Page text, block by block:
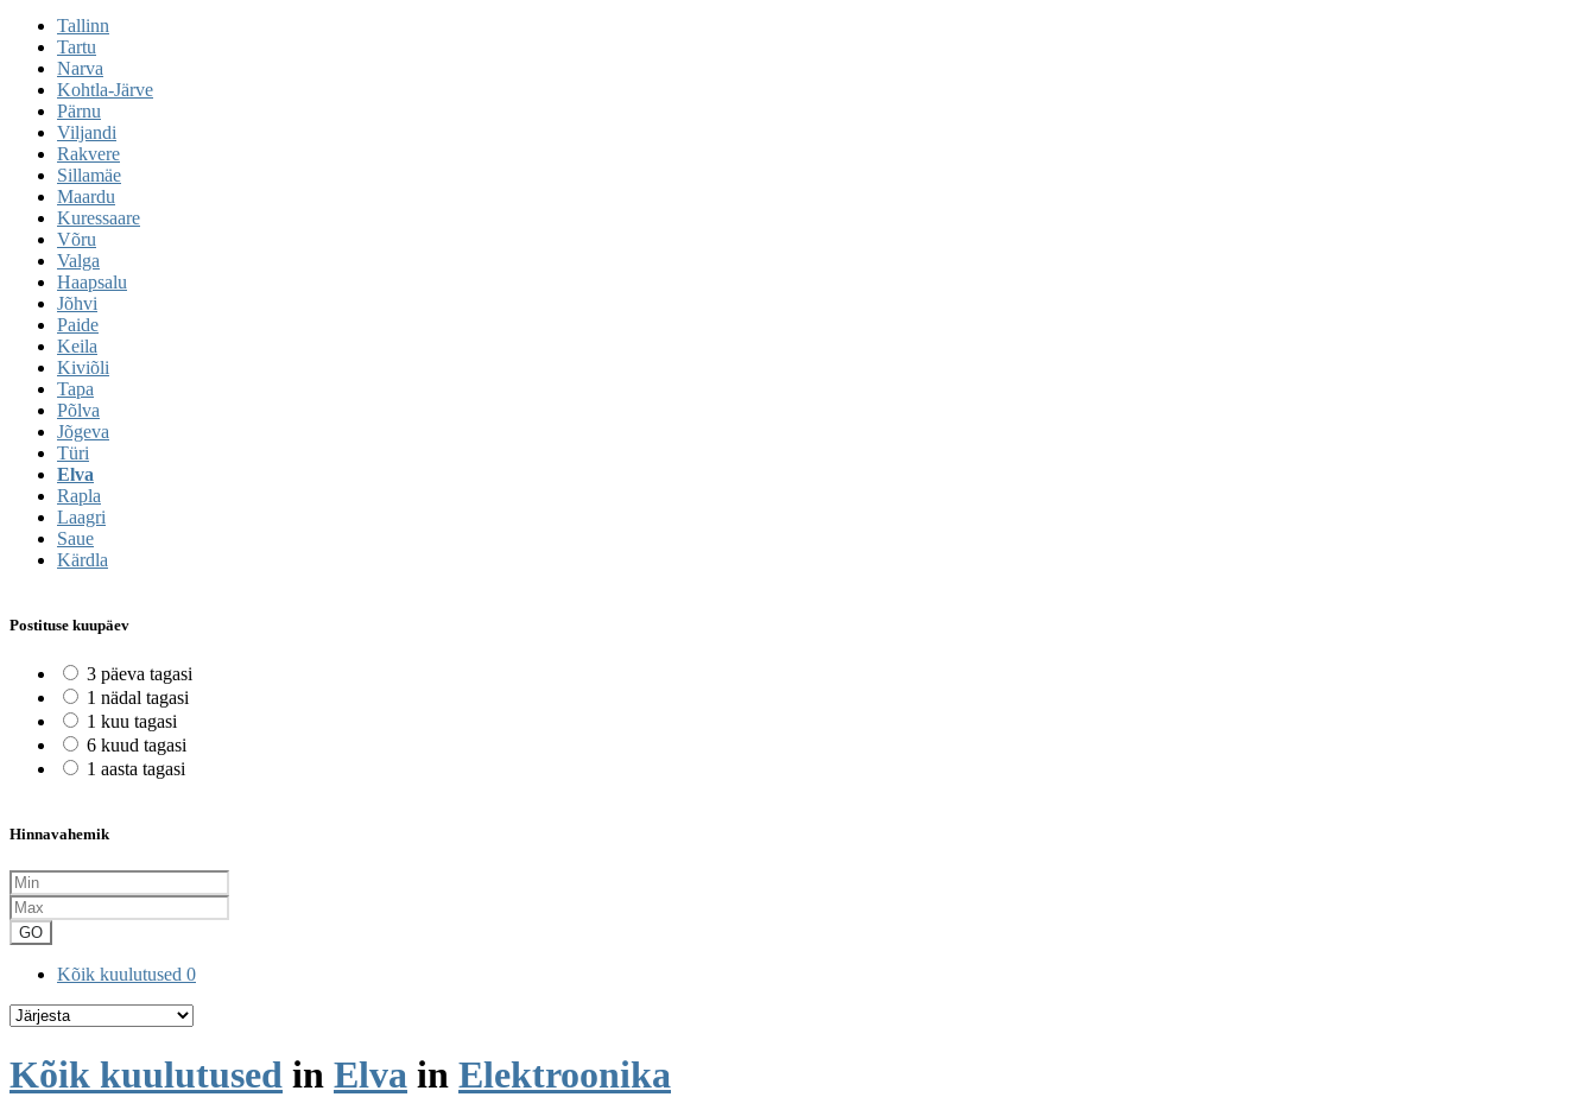
Tallinn
Tartu
Narva
Kohtla-Järve
Pärnu
Viljandi
Rakvere
Sillamäe
Maardu
Kuressaare
Võru
Valga
Haapsalu
Jõhvi
Paide
Keila
Kiviõli
Tapa
Põlva
Jõgeva
Türi
Elva
Rapla
Laagri
Saue
Kärdla
Postituse kuupäev
3 päeva tagasi
1 nädal tagasi
1 kuu tagasi
6 kuud tagasi
1 aasta tagasi
Hinnavahemik
GO
Kõik kuulutused 0
Kõik kuulutused in Elva in Elektroonika